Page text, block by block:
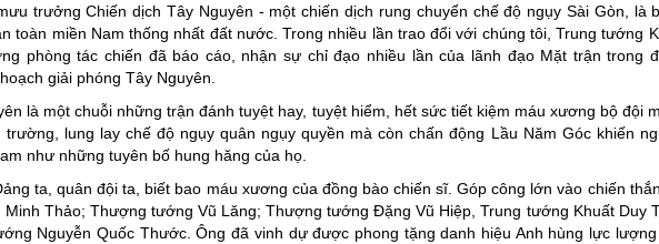
trưởng Chiến dịch Tây Nguyên - một chiến dịch rung chuyển chế độ ngụy Sài Gòn, là
toàn miền Nam thống nhất đất nước. Trong nhiều lần trao đổi với chúng tôi, Trung tướng
phòng tác chiến đã báo cáo, nhận sự chỉ đạo nhiều lần của lãnh đạo Mặt trận trong
giải phóng Tây Nguyên.
là một chuỗi những trận đánh tuyệt hay, tuyệt hiểm, hết sức tiết kiệm máu xương bộ đội
lung lay chế độ ngụy quân ngụy quyền mà còn chấn động Lầu Năm Góc khiến
như những tuyên bố hung hăng của họ.
ta, quân đội ta, biết bao máu xương của đồng bào chiến sĩ. Góp công lớn vào chiến
Thảo; Thượng tướng Vũ Lăng; Thượng tướng Đặng Vũ Hiệp, Trung tướng Khuất Duy
Nguyễn Quốc Thước. Ông đã vinh dự được phong tặng danh hiệu Anh hùng lực